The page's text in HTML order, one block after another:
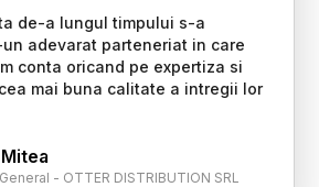
de-a lungul timpului s-a
adevarat parteneriat in care
conta oricand pe expertiza si
mai buna calitate a intregii lor
- OTTER DISTRIBUTION SRL